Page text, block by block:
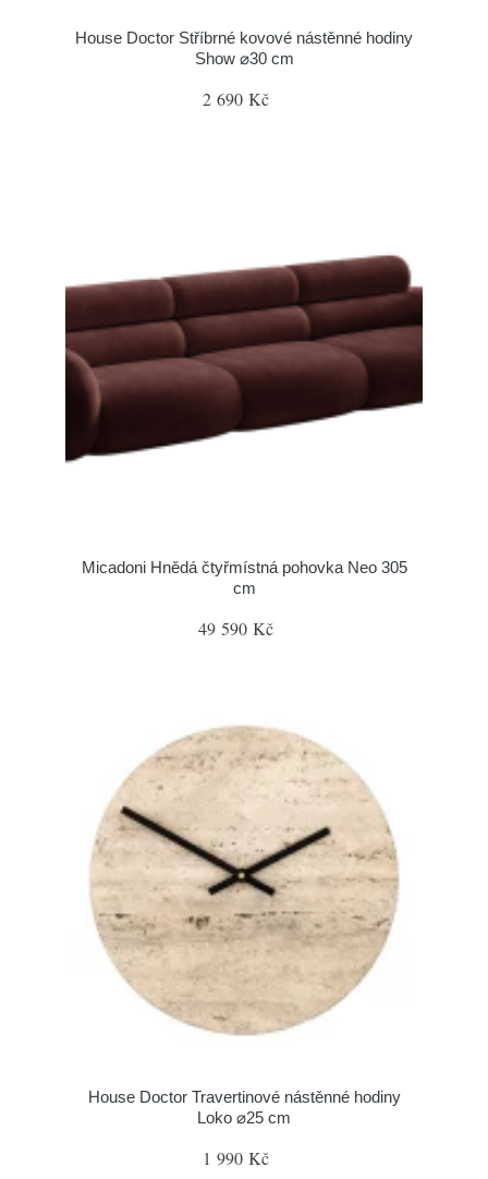
House Doctor Stříbrné kovové nástěnné hodiny
Show ⌀30 cm
2 690 Kč
Micadoni Hnědá čtyřmístná pohovka Neo 305
cm
49 590 Kč
House Doctor Travertinové nástěnné hodiny
Loko ⌀25 cm
1 990 Kč